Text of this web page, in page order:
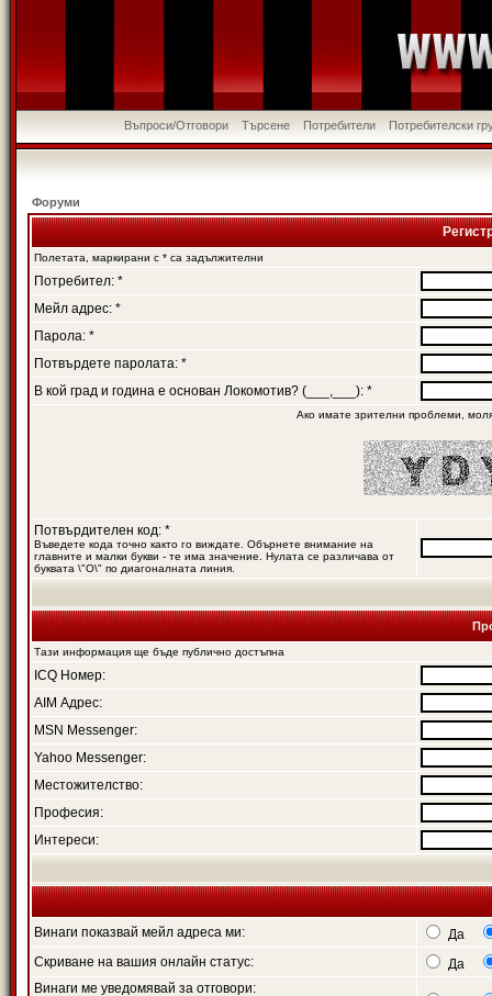
Въпроси/Отговори Търсене Потребители Потребителски
Форуми
Полетата, маркирани с * са задължителни
Потребител: *
Мейл адрес: *
Парола: *
Потвърдете паролата: *
В кой град и година е основан Локомотив? (___,___): *
Ако имате зрителни проблеми,
Потвърдителен код: *
Въведете кода точно както го виждате. Обърнете внимание на
главните и малки букви - те има значение. Нулата се различава от
буквата \"O\" по диагоналната линия.
Тази информация ще бъде публично достъпна
ICQ Номер:
AIM Адрес:
MSN Messenger:
Yahoo Messenger:
Местожителство:
Професия:
Интереси:
Винаги показвай мейл адреса ми:
Да
Скриване на вашия онлайн статус:
Да
Винаги ме уведомявай за отговори: